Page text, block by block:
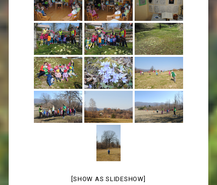
[SHOW AS SLIDESHOW]